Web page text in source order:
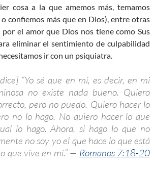
cosa a la que amemos más, temamos
o confiemos más que en Dios), entre otras
por el amor que Dios nos tiene como Sus
eliminar el sentimiento de culpabilidad
ir con un psiquiatra.
“Yo sé que en mí, es decir, en mi
no existe nada bueno. Quiero
pero no puedo. Quiero hacer lo
no lo hago. No quiero hacer lo que
lo hago. Ahora, si hago lo que no
no soy yo el que hace lo que está
que vive en mí.” — Romanos 7:18-20